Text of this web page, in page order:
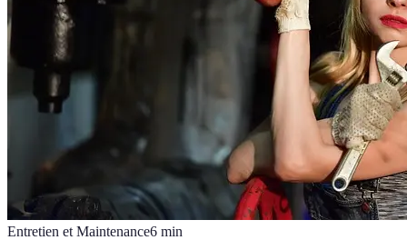
Entretien et Maintenance6 min